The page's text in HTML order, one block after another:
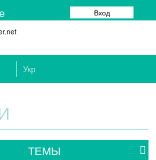
Вход
Укр
ТЕМЫ